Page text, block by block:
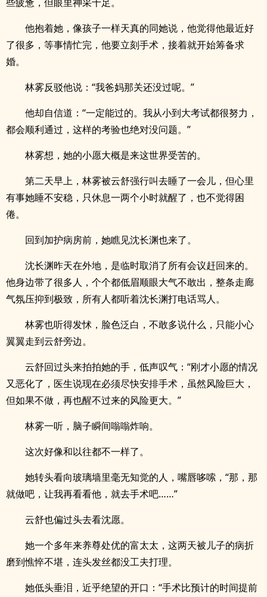
他抱着她，像孩子一样天真的同她说，他觉得他最近好
了很多，等事情忙完，他要立刻手术，接着就开始筹备求
婚。
林雾反驳他说：“我爸妈那关还没过呢。”
他却自信道：“一定能过的。我从小到大考试都很努力，
都会顺利通过，这样的考验也绝对没问题。”
林雾想，她的小愿大概是来这世界受苦的。
第二天早上，林雾被云舒强行叫去睡了一会儿，但心里
有事她睡不安稳，只休息一两个小时就醒了，也不觉得困
倦。
回到加护病房前，她瞧见沈长渊也来了。
沈长渊昨天在外地，是临时取消了所有会议赶回来的。
他身边带了很多人，个个都低眉顺眼大气不敢出，整条走廊
气氛压抑到极致，所有人都听着沈长渊打电话骂人。
林雾也听得发怵，脸色泛白，不敢多说什么，只能小心
翼翼走到云舒旁边。
云舒回过头来拍拍她的手，低声叹气：“刚才小愿的情况
又恶化了，医生说现在必须尽快安排手术，虽然风险巨大，
但如果不做，再也醒不过来的风险更大。”
林雾一听，脑子瞬间嗡嗡炸响。
这次好像和以往都不一样了。
她转头看向玻璃墙里毫无知觉的人，嘴唇哆嗦，“那，那
就做吧，让我再看看他，就去手术吧……”
云舒也偏过头去看沈愿。
她一个多年来养尊处优的富太太，这两天被儿子的病折
磨到憔悴不堪，连头发丝都没工夫打理。
她低头垂泪，近乎绝望的开口：“手术比预计的时间提前